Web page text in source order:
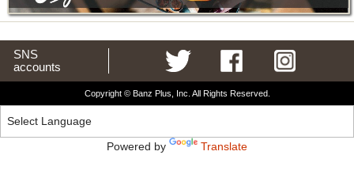
SNS
accounts
Copyright © Banz Plus, Inc. All Rights Reserved.
Powered by Translate